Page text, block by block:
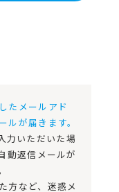
たメールアド
ルが届きます。
力いただいた場
動返信メールが
方など、迷惑メ